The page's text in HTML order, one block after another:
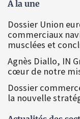
À la une
Dossier Union
commerciaux
musclées et
Agnès Diallo, IN
cœur de notre
Dossier
la nouvelle